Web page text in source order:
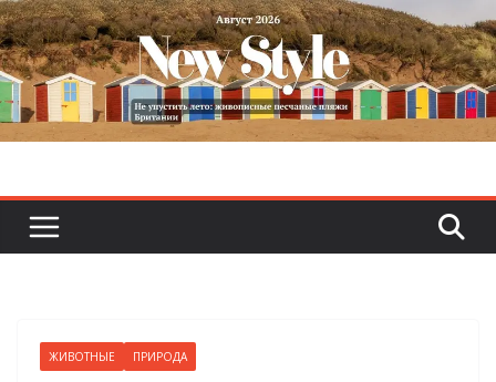
Skip
to
content
ЖИВОТНЫЕ ПРИРОДА